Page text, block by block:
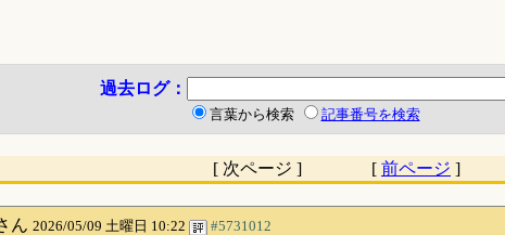
過去ログ：
言葉から検索 記事番号を検索
[ 次ページ ] [ 前ページ ]
ん 2026/05/09 土曜日 10:22 #5731012